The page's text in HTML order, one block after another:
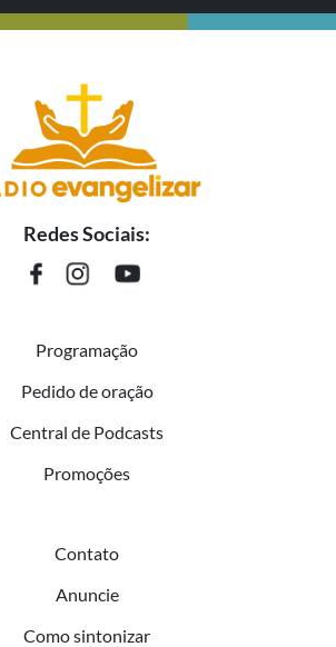
Redes Sociais:
Programação
Pedido de oração
Central de Podcasts
Promoções
Contato
Anuncie
Como sintonizar